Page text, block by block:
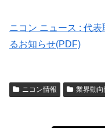
ニコン ニュース : 代
るお知らせ(PDF)
ニコン情報 業界動向